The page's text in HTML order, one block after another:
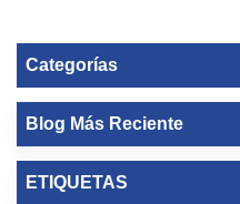
Categorías
Blog Más Reciente
ETIQUETAS